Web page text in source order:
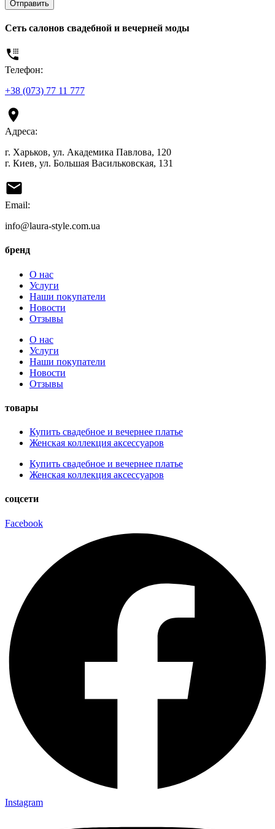
Отправить
Сеть салонов свадебной и вечерней моды
Телефон:
+38 (073) 77 11 777
Адреса:
г. Харьков, ул. Академика Павлова, 120
г. Киев, ул. Большая Васильковская, 131
Email:
info@laura-style.com.ua
бренд
О нас
Услуги
Наши покупатели
Новости
Отзывы
О нас
Услуги
Наши покупатели
Новости
Отзывы
товары
Купить свадебное и вечернее платье
Женская коллекция аксессуаров
Купить свадебное и вечернее платье
Женская коллекция аксессуаров
соцсети
Facebook
Instagram